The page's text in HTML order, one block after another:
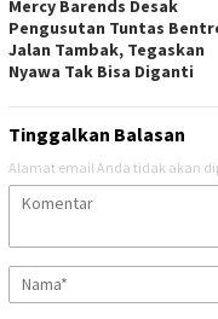
Mercy Barends Desak
Pengusutan Tuntas
Jalan Tambak, Tegaskan
Nyawa Tak Bisa Diganti
Tinggalkan Balasan
Alamat email Anda tidak akan